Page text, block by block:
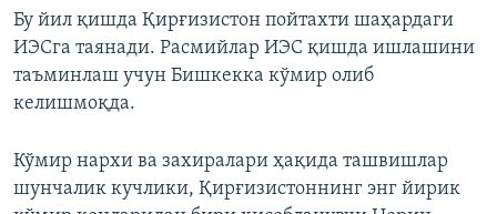
Бу йил қишда Қирғизистон пойтахти шаҳардаги
ИЭСга таянади. Расмийлар ИЭС қишда ишлашини
таъминлаш учун Бишкекка кўмир олиб
келишмоқда.
Кўмир нархи ва захиралари ҳақида ташвишлар
шунчалик кучлики, Қирғизистоннинг энг йирик